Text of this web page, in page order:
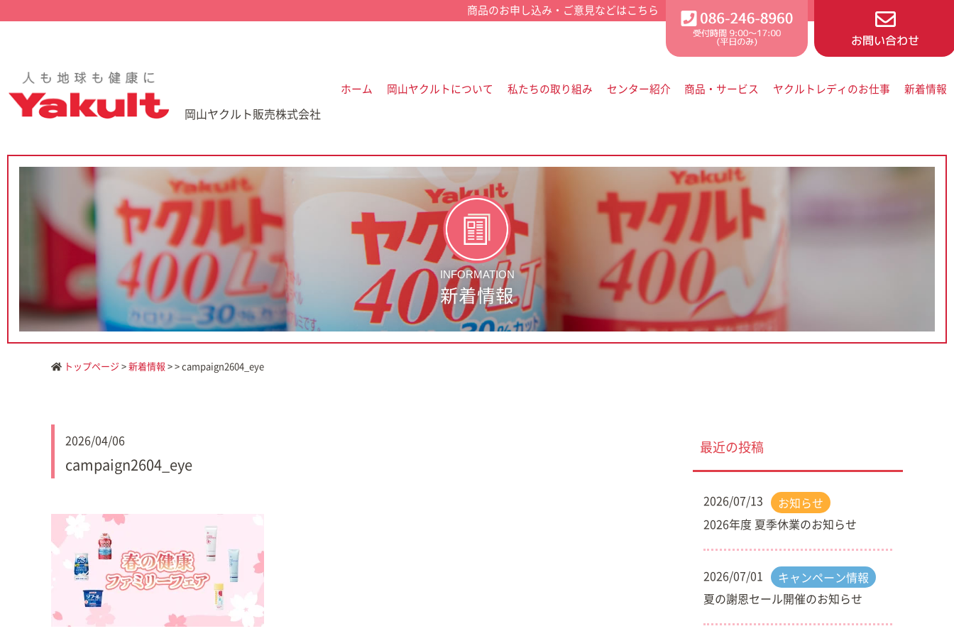
岡山ヤクルト販売株式会社
ホーム 岡山ヤクルトについて 私たちの取り組み センター紹介 商品・サービス ヤクルトレディのお仕事 新着情報
INFORMATION
新着情報
トップページ >新着情報 > > campaign2604_eye
2026/04/06
campaign2604_eye
最近の投稿
2026/07/13
お知らせ
2026年度 夏季休業のお知らせ
2026/07/01
キャンペーン情報
夏の謝恩セール開催のお知らせ